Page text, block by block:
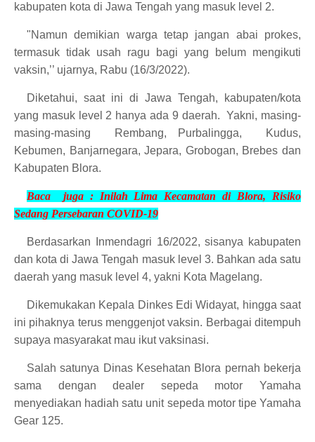
kabupaten kota di Jawa Tengah yang masuk level 2.
"Namun demikian warga tetap jangan abai prokes,
termasuk tidak usah ragu bagi yang belum mengikuti
vaksin,’’ ujarnya, Rabu (16/3/2022).
Diketahui, saat ini di Jawa Tengah, kabupaten/kota
yang masuk level 2 hanya ada 9 daerah.
Yakni, masing-
masing-masing
Rembang, Purbalingga,
Kudus,
Kebumen, Banjarnegara, Jepara, Grobogan, Brebes dan
Kabupaten Blora.
Baca juga : Inilah Lima Kecamatan di Blora, Risiko
Sedang Persebaran COVID-19
Berdasarkan Inmendagri 16/2022, sisanya kabupaten
dan kota di Jawa Tengah masuk level 3. Bahkan ada satu
daerah yang masuk level 4, yakni Kota Magelang.
Dikemukakan Kepala Dinkes Edi Widayat, hingga saat
ini pihaknya terus menggenjot vaksin. Berbagai ditempuh
supaya masyarakat mau ikut vaksinasi.
Salah satunya Dinas Kesehatan Blora pernah bekerja
sama dengan dealer sepeda motor Yamaha
menyediakan hadiah satu unit sepeda motor tipe Yamaha
Gear 125.